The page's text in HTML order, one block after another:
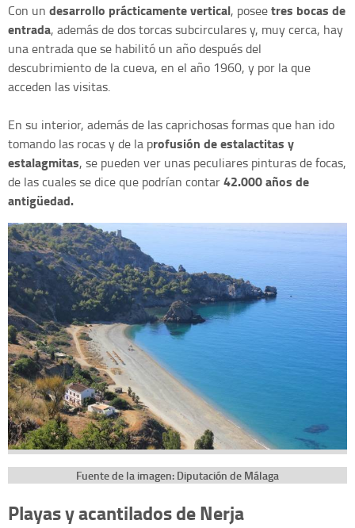
Con un desarrollo prácticamente vertical, poseetres bocas de
entrada, además de dos torcas subcirculares y, muy cerca, hay
una entrada que se habilitó un año después del
descubrimiento de la cueva, en el año 1960, y por la que
acceden las visitas.
En su interior, además de las caprichosas formas que han ido
tomando las rocas y de la profusión de estalactitas y
estalagmitas, se pueden ver unas peculiares pinturas de focas,
de las cuales se dice que podrían contar42.000 años de
antigüedad.
Fuente de la imagen: Diputación de Málaga
Playas y acantilados de Nerja